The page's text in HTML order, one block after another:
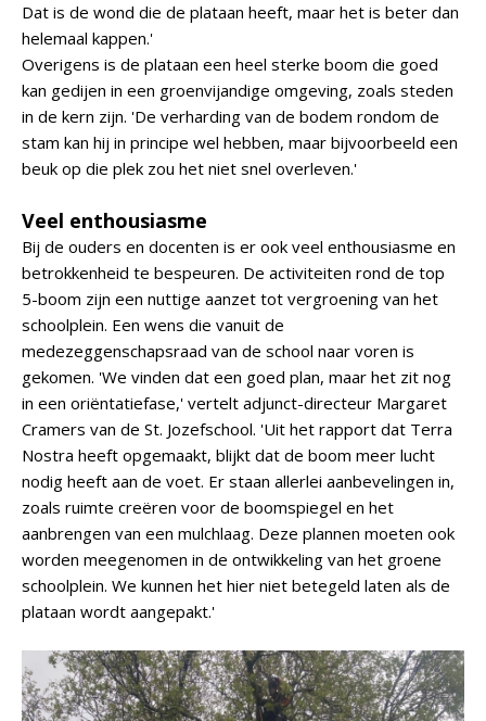
Dat is de wond die de plataan heeft, maar het is beter dan
helemaal kappen.'
Overigens is de plataan een heel sterke boom die goed
kan gedijen in een groenvijandige omgeving, zoals steden
in de kern zijn. 'De verharding van de bodem rondom de
stam kan hij in principe wel hebben, maar bijvoorbeeld een
beuk op die plek zou het niet snel overleven.'
Veel enthousiasme
Bij de ouders en docenten is er ook veel enthousiasme en
betrokkenheid te bespeuren. De activiteiten rond de top
5-boom zijn een nuttige aanzet tot vergroening van het
schoolplein. Een wens die vanuit de
medezeggenschapsraad van de school naar voren is
gekomen. 'We vinden dat een goed plan, maar het zit nog
in een oriëntatiefase,' vertelt adjunct-directeur Margaret
Cramers van de St. Jozefschool. 'Uit het rapport dat Terra
Nostra heeft opgemaakt, blijkt dat de boom meer lucht
nodig heeft aan de voet. Er staan allerlei aanbevelingen in,
zoals ruimte creëren voor de boomspiegel en het
aanbrengen van een mulchlaag. Deze plannen moeten ook
worden meegenomen in de ontwikkeling van het groene
schoolplein. We kunnen het hier niet betegeld laten als de
plataan wordt aangepakt.'